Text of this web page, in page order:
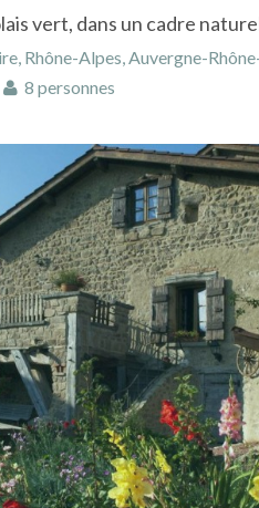
Rhône-Alpes, Auvergne-
8 personnes